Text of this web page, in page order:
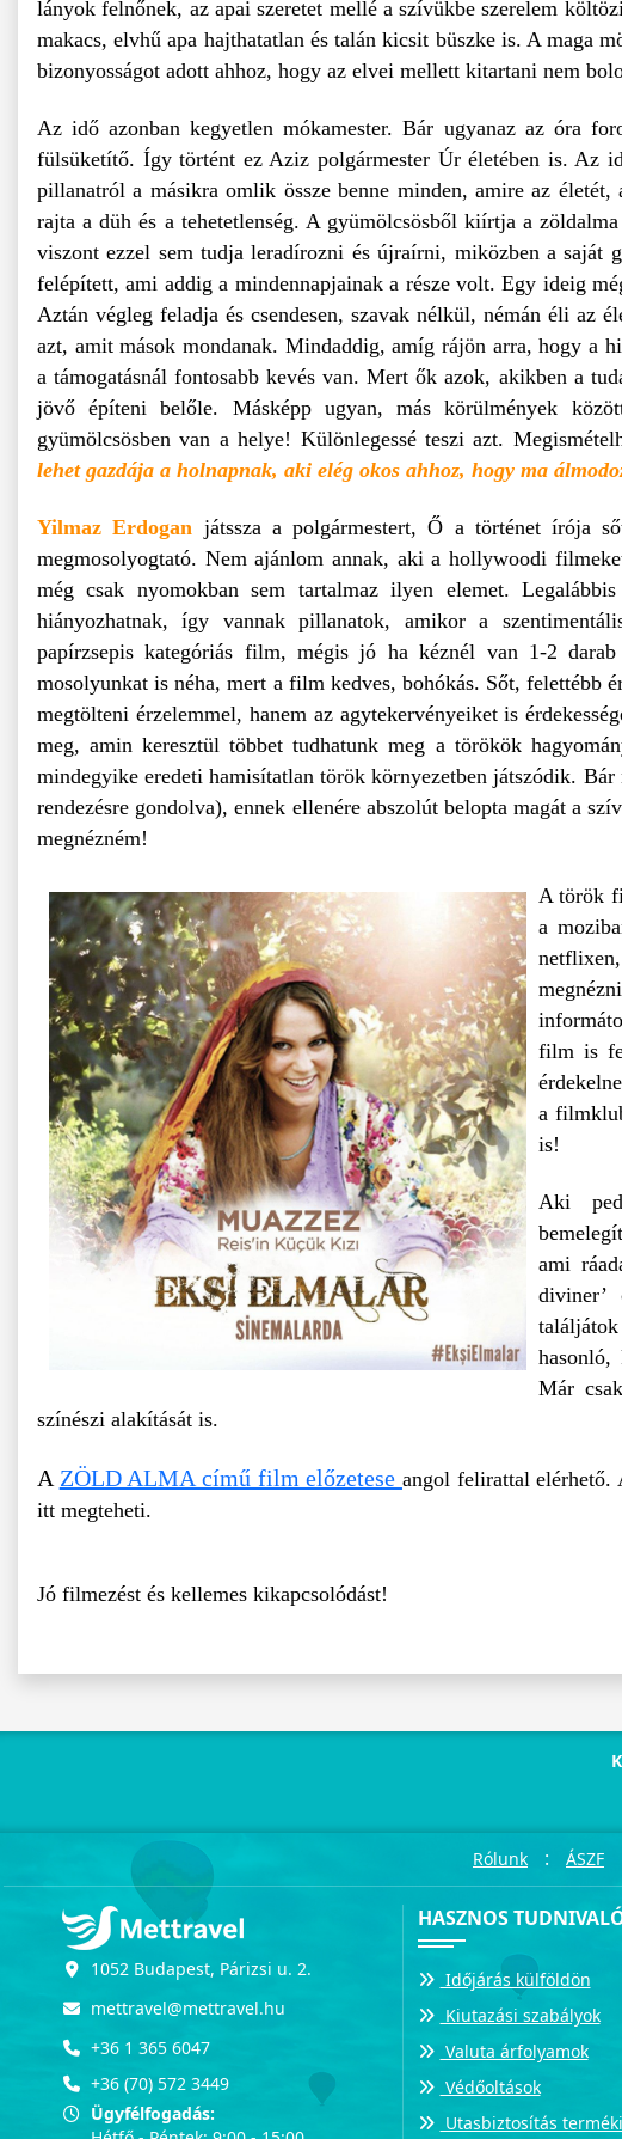
lányok felnőnek, az apai szeretet mellé a szívükbe szerelem
makacs, elvhű apa hajthatatlan és talán kicsit büszke is. A maga
bizonyosságot adott ahhoz, hogy az elvei mellett kitartani nem
Az idő azonban kegyetlen mókamester. Bár ugyanaz az óra
fülsüketítő. Így történt ez Aziz polgármester Úr életében is. Az
pillanatról a másikra omlik össze benne minden, amire az
rajta a düh és a tehetetlenség. A gyümölcsösből kiírtja a
viszont ezzel sem tudja leradírozni és újraírni, miközben a
felépített, ami addig a mindennapjainak a része volt. Egy ideig
Aztán végleg feladja és csendesen, szavak nélkül, némán éli az
azt, amit mások mondanak. Mindaddig, amíg rájön arra, hogy a
a támogatásnál fontosabb kevés van. Mert ők azok, akikben a
jövő építeni belőle. Másképp ugyan, más körülmények
gyümölcsösben van a helye! Különlegessé teszi azt.
lehet gazdája a holnapnak, aki elég okos ahhoz, hogy ma
Yilmaz Erdogan játssza a polgármestert, Ő a történet írója
megmosolyogtató. Nem ajánlom annak, aki a hollywoodi
még csak nyomokban sem tartalmaz ilyen elemet.
hiányozhatnak, így vannak pillanatok, amikor a
papírzsepis kategóriás film, mégis jó ha kéznél van 1-2
mosolyunkat is néha, mert a film kedves, bohókás. Sőt, felettébb
megtölteni érzelemmel, hanem az agytekervényeiket is
meg, amin keresztül többet tudhatunk meg a törökök
mindegyike eredeti hamisítatlan török környezetben játszódik.
rendezésre gondolva), ennek ellenére abszolút belopta magát a
megnézném!
A török
a
film is
a
is!
Aki
ami
Már
színészi alakítását is.
A ZÖLD ALMA című film előzetese angol felirattal elérhető.
itt megteheti.
Jó filmezést és kellemes kikapcsolódást!
Rólunk : ÁSZF
1052 Budapest, Párizsi u. 2.
mettravel@mettravel.hu
+36 1 365 6047
+36 (70) 572 3449
Ügyfélfogadás:
HASZNOS
Időjárás külföldön
Kiutazási szabályok
Valuta árfolyamok
Védőoltások
Utasbiztosítás